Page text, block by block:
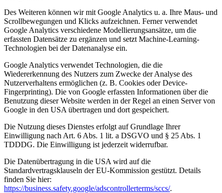
Des Weiteren können wir mit Google Analytics u. a. Ihre Maus- und
Scrollbewegungen und Klicks aufzeichnen. Ferner verwendet
Google Analytics verschiedene Modellierungsansätze, um die
erfassten Datensätze zu ergänzen und setzt Machine-Learning-
Technologien bei der Datenanalyse ein.
Google Analytics verwendet Technologien, die die
Wiedererkennung des Nutzers zum Zwecke der Analyse des
Nutzerverhaltens ermöglichen (z. B. Cookies oder Device-
Fingerprinting). Die von Google erfassten Informationen über die
Benutzung dieser Website werden in der Regel an einen Server von
Google in den USA übertragen und dort gespeichert.
Die Nutzung dieses Dienstes erfolgt auf Grundlage Ihrer
Einwilligung nach Art. 6 Abs. 1 lit. a DSGVO und § 25 Abs. 1
TDDDG. Die Einwilligung ist jederzeit widerrufbar.
Die Datenübertragung in die USA wird auf die
Standardvertragsklauseln der EU-Kommission gestützt. Details
finden Sie hier:
https://business.safety.google/adscontrollerterms/sccs/.